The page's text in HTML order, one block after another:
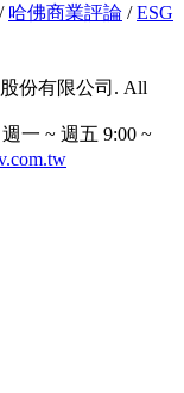
/ 哈佛商業評論 /ESG
份有限公司. All
一 ~ 週五 9:00 ~